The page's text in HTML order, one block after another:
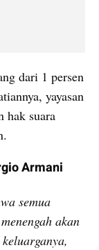
dari 1 persen
yayasan
hak suara
Armani
semua
akan